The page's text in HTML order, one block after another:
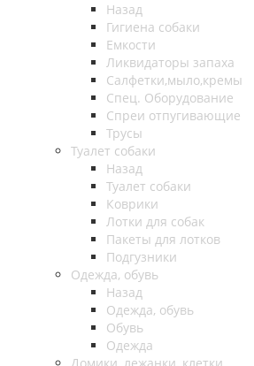
Назад
Гигиена собаки
Емкости
Ликвидаторы запаха
Салфетки,мыло,кремы
Спец. Оборудование
Спреи отпугивающие
Трусы
Туалет собаки
Назад
Туалет собаки
Коврики
Лотки для собак
Пакеты для лотков
Подгузники
Одежда, обувь
Назад
Одежда, обувь
Обувь
Одежда